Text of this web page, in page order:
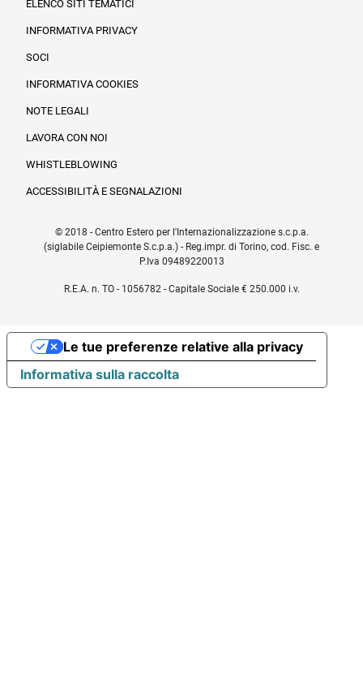
ELENCO SITI TEMATICI
INFORMATIVA PRIVACY
SOCI
INFORMATIVA COOKIES
NOTE LEGALI
LAVORA CON NOI
WHISTLEBLOWING
ACCESSIBILITÀ E SEGNALAZIONI
© 2018 - Centro Estero per l'Internazionalizzazione s.c.p.a.
(siglabile Ceipiemonte S.c.p.a.) - Reg.impr. di Torino, cod. Fisc. e
P.Iva 09489220013
R.E.A. n. TO - 1056782 - Capitale Sociale € 250.000 i.v.
Informativa sulla raccolta
Le tue preferenze relative alla privacy